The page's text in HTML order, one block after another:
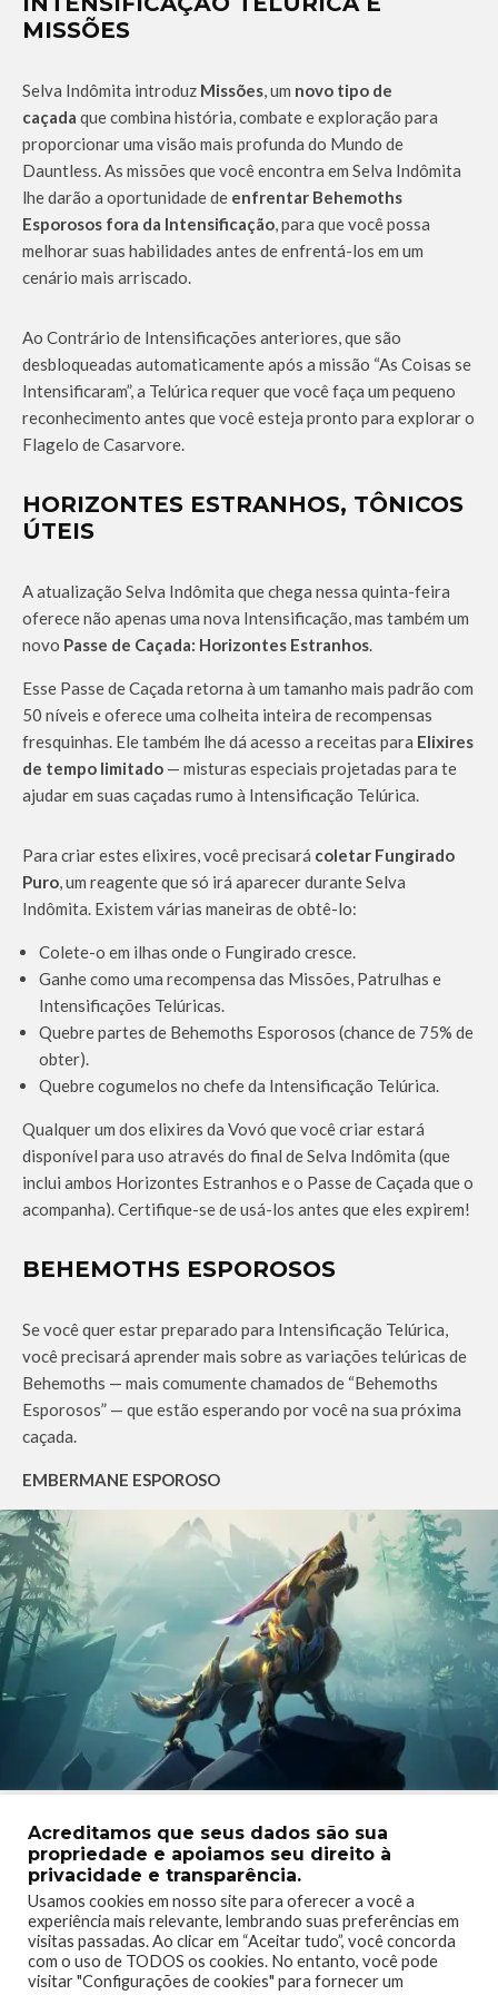
MISSÕES
Selva Indômita introduz Missões, um novo tipo de
caçada que combina história, combate e exploração para
proporcionar uma visão mais profunda do Mundo de
Dauntless. As missões que você encontra em Selva Indômita
lhe darão a oportunidade de enfrentar Behemoths
Esporosos fora da Intensificação, para que você possa
melhorar suas habilidades antes de enfrentá-los em um
cenário mais arriscado.
Ao Contrário de Intensificações anteriores, que são
desbloqueadas automaticamente após a missão “As Coisas se
Intensificaram”, a Telúrica requer que você faça um pequeno
reconhecimento antes que você esteja pronto para explorar o
Flagelo de Casarvore.
HORIZONTES ESTRANHOS, TÔNICOS
ÚTEIS
A atualização Selva Indômita que chega nessa quinta-feira
oferece não apenas uma nova Intensificação, mas também um
novo Passe de Caçada: Horizontes Estranhos.
Esse Passe de Caçada retorna à um tamanho mais padrão com
50 níveis e oferece uma colheita inteira de recompensas
fresquinhas. Ele também lhe dá acesso a receitas para Elixires
de tempo limitado — misturas especiais projetadas para te
ajudar em suas caçadas rumo à Intensificação Telúrica.
Para criar estes elixires, você precisará coletar Fungirado
Puro, um reagente que só irá aparecer durante Selva
Indômita. Existem várias maneiras de obtê-lo:
Colete-o em ilhas onde o Fungirado cresce.
Ganhe como uma recompensa das Missões, Patrulhas e
Intensificações Telúricas.
Quebre partes de Behemoths Esporosos (chance de 75% de
obter).
Quebre cogumelos no chefe da Intensificação Telúrica.
Qualquer um dos elixires da Vovó que você criar estará
disponível para uso através do final de Selva Indômita (que
inclui ambos Horizontes Estranhos e o Passe de Caçada que o
acompanha). Certifique-se de usá-los antes que eles expirem!
BEHEMOTHS ESPOROSOS
Se você quer estar preparado para Intensificação Telúrica,
você precisará aprender mais sobre as variações telúricas de
Behemoths — mais comumente chamados de “Behemoths
Esporosos” — que estão esperando por você na sua próxima
caçada.
EMBERMANE ESPOROSO
O Aether Telúrico alterou significativamente esse Behemoth
veloz, concedendo-lhe uma sintonia especial com a terra. Um
Embermane Esporoso pode invocar paredes de rocha para
prender sua presa e realizar uma investida usando sua
poderosa placa em sua cabeça. Ele também pode conjurar
pedras do chão que irão chover em Slayers desavisados.
Acreditamos que seus dados são sua
propriedade e apoiamos seu direito à
privacidade e transparência.
Usamos cookies em nosso site para oferecer a você a
experiência mais relevante, lembrando suas preferências em
visitas passadas. Ao clicar em “Aceitar tudo”, você concorda
com o uso de TODOS os cookies. No entanto, você pode
visitar "Configurações de cookies" para fornecer um